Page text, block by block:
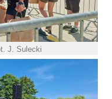
J. Sulecki